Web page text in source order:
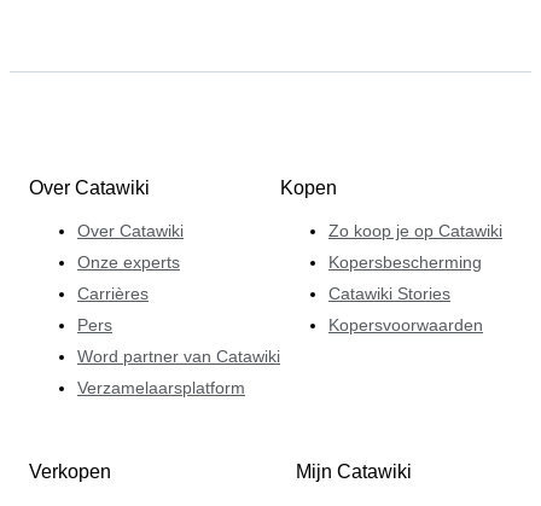
Over Catawiki
Over Catawiki
Onze experts
Carrières
Pers
Word partner van Catawiki
Verzamelaarsplatform
Kopen
Zo koop je op Catawiki
Kopersbescherming
Catawiki Stories
Kopersvoorwaarden
Verkopen Mijn Catawiki